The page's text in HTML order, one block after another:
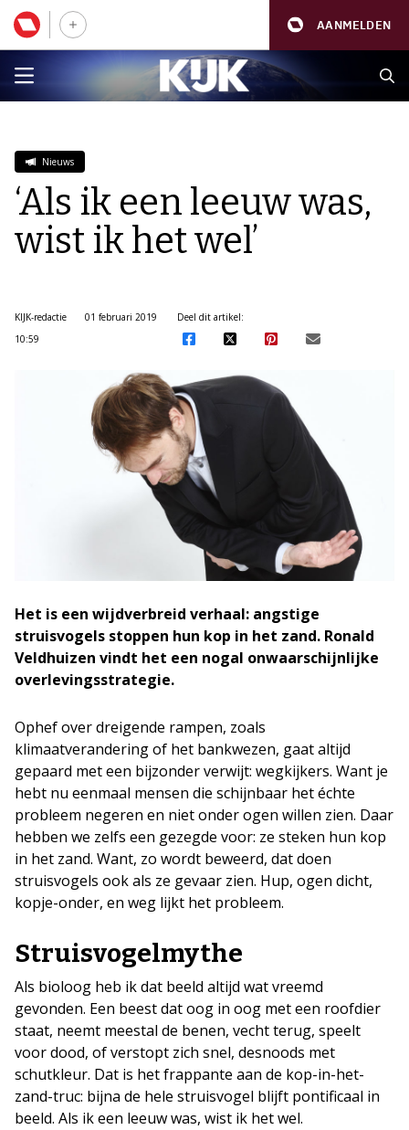
AANMELDEN
Nieuws
‘Als ik een leeuw was,
wist ik het wel’
KIJK-redactie
01 februari 2019
10:59
Deel dit artikel:
Het is een wijdverbreid verhaal: angstige
struisvogels stoppen hun kop in het zand. Ronald
Veldhuizen vindt het een nogal onwaarschijnlijke
overlevingsstrategie.
Ophef over dreigende rampen, zoals
klimaatverandering of het bankwezen, gaat altijd
gepaard met een bijzonder verwijt: wegkijkers. Want je
hebt nu eenmaal mensen die schijnbaar het échte
probleem negeren en niet onder ogen willen zien. Daar
hebben we zelfs een gezegde voor: ze steken hun kop
in het zand. Want, zo wordt beweerd, dat doen
struisvogels ook als ze gevaar zien. Hup, ogen dicht,
kopje-onder, en weg lijkt het probleem.
Struisvogelmythe
Als bioloog heb ik dat beeld altijd wat vreemd
gevonden. Een beest dat oog in oog met een roofdier
staat, neemt meestal de benen, vecht terug, speelt
voor dood, of verstopt zich snel, desnoods met
schutkleur. Dat is het frappante aan de kop-in-het-
zand-truc: bijna de hele struisvogel blijft pontificaal in
beeld. Als ik een leeuw was, wist ik het wel.